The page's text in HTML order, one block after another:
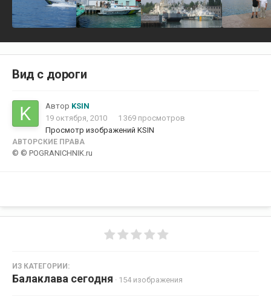
Вид с дороги
Автор KSIN
19 октября, 2010
1 369 просмотров
Просмотр изображений KSIN
АВТОРСКИЕ ПРАВА
© © POGRANICHNIK.ru
ИЗ КАТЕГОРИИ:
Балаклава сегодня · 154 изображения